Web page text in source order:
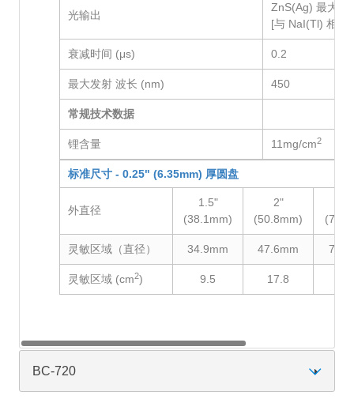
光输出
ZnS(Ag) 最大脉
[与 NaI(Tl) 相当]
衰减时间 (μs) 0.2
最大发射 波长 (nm) 450
常规技术数据
锂含量 11mg/cm2
标准尺寸 -0.25" (6.35mm) 厚圆盘
外直径
1.5"
(38.1mm)
2"
(50.8mm)
灵敏区域（直径） 34.9mm 47.6mm
灵敏区域 (cm2) 9.5 17.8
BC-720